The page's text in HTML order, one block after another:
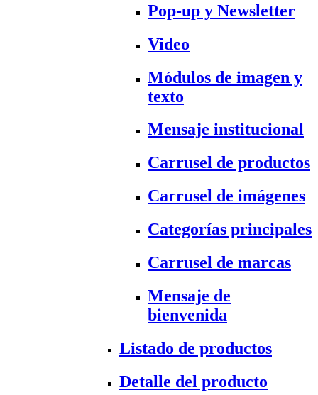
Pop-up y Newsletter
Video
Módulos de imagen y
texto
Mensaje institucional
Carrusel de productos
Carrusel de imágenes
Categorías principales
Carrusel de marcas
Mensaje de
bienvenida
Listado de productos
Detalle del producto